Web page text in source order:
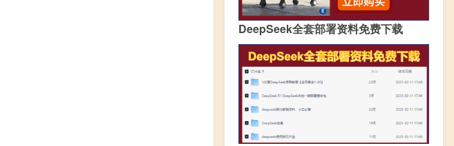
DeepSeek全套部署资料免费下载